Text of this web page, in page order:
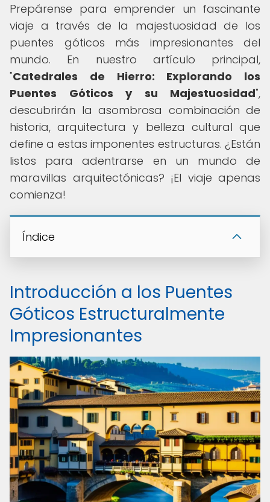
Prepárense para emprender un fascinante
viaje a través de la majestuosidad de los
puentes góticos más impresionantes del
mundo. En nuestro artículo principal,
"Catedrales de Hierro: Explorando los
Puentes Góticos y su Majestuosidad",
descubrirán la asombrosa combinación de
historia, arquitectura y belleza cultural que
define a estas imponentes estructuras. ¿Están
listos para adentrarse en un mundo de
maravillas arquitectónicas? ¡El viaje apenas
comienza!
Índice
Introducción a los Puentes
Góticos Estructuralmente
Impresionantes